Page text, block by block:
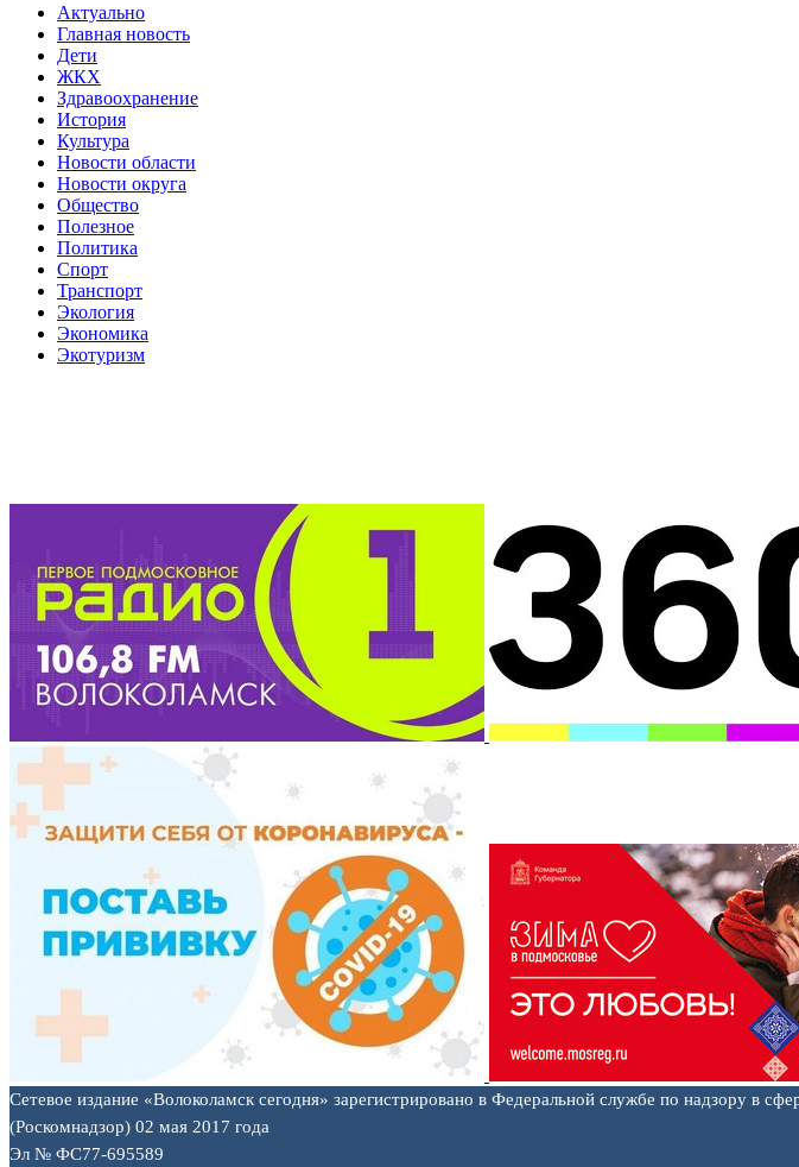
Актуально
Главная новость
Дети
ЖКХ
Здравоохранение
История
Культура
Новости области
Новости округа
Общество
Полезное
Политика
Спорт
Транспорт
Экология
Экономика
Экотуризм
Сетевое издание «Волоколамск сегодня» зарегистрировано в Федеральной службе по надзору в
(Роскомнадзор) 02 мая 2017 года
Эл № ФС77-695589